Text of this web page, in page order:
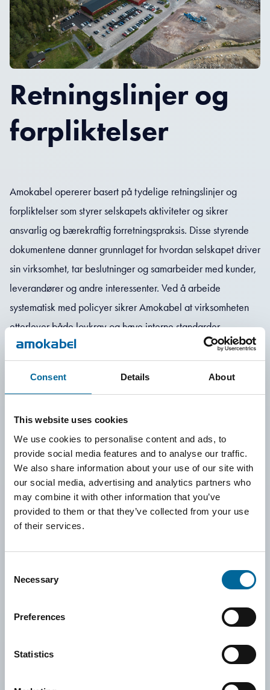
Consent Details About
This website uses cookies
We use cookies to personalise content and ads, to
provide social media features and to analyse our traffic.
We also share information about your use of our site with
our social media, advertising and analytics partners who
may combine it with other information that you’ve
provided to them or that they’ve collected from your use
of their services.
Selection
Necessary
Preferences
Statistics
Retningslinjer og
forpliktelser
Amokabel opererer basert på tydelige retningslinjer og
forpliktelser som styrer selskapets aktiviteter og sikrer
ansvarlig og bærekraftig forretningspraksis. Disse styrende
dokumentene danner grunnlaget for hvordan selskapet driver
sin virksomhet, tar beslutninger og samarbeider med kunder,
leverandører og andre interessenter. Ved å arbeide
systematisk med policyer sikrer Amokabel at virksomheten
etterlever både lovkrav og høye interne standarder.
Selskapets retningslinjer omfatter områder som kvalitet, miljø,
helse, miljø og sikkerhet (HMS), forretningsetikk og
bærekraft. De beskriver tydelig prinsippene som skal følges i
kontinuerlig forbedring. Dette innebærer blant annet at
Amokabel skal levere produkter og tjenester av høy kvalitet,
samtidig som virksomheten drives med minimal
miljøpåvirkning og med sterkt fokus på ansattes helse og
sikkerhet.
Amokabel er også sterkt forpliktet til å drive virksomheten på
preges av integritet, åpenhet og respekt for gjeldende lover
også i relasjoner med leverandører og samarbeidspartnere,
respekt for menneskerettigheter.